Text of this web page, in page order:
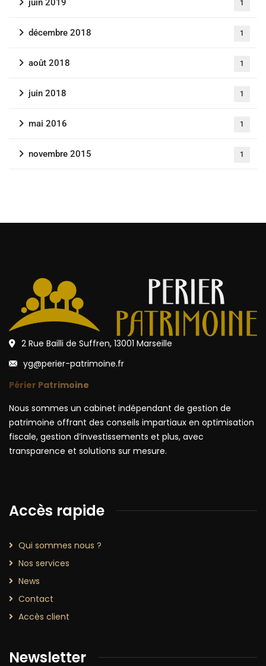
juin 2019 1
décembre 2018 1
août 2018 1
juin 2018 1
mai 2016 1
novembre 2015 1
2 Rue Bailli de Suffren, 13001 Marseille
yg@perier-patrimoine.fr
Périer Patrimoine
Nous sommes un cabinet indépendant de gestion de
patrimoine offrant des conseils impartiaux en optimisation
fiscale, gestion d’investissements et plus, avec
transparence et solutions sur mesure.
Accès rapide
Qui sommes nous ?
Nos services
News
Contact
Accès client
Newsletter